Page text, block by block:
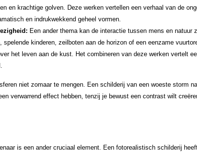
en krachtige golven. Deze werken vertellen een verhaal van de
en indrukwekkend geheel vormen.
Een ander thema kan de interactie tussen mens en natuur
spelende kinderen, zeilboten aan de horizon of een eenzame
het leven aan de kust. Het combineren van deze werken vertelt
niet zomaar te mengen. Een schilderij van een woeste storm
verwarrend effect hebben, tenzij je bewust een contrast wilt
is een ander cruciaal element. Een fotorealistisch schilderij